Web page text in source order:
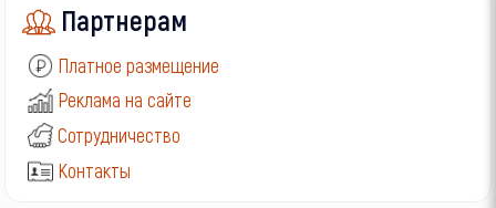
Партнерам
Платное размещение
Реклама на сайте
Сотрудничество
Контакты